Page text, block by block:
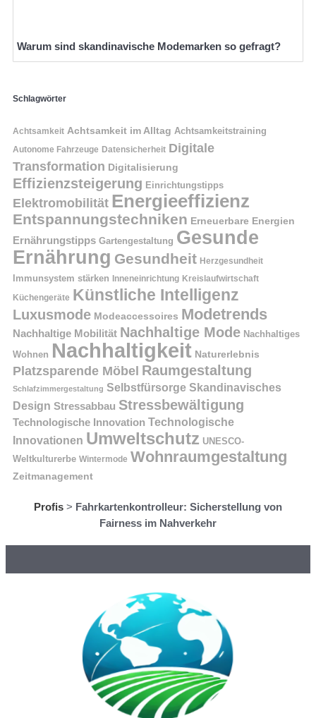
Warum sind skandinavische Modemarken so gefragt?
Schlagwörter
Achtsamkeit Achtsamkeit im Alltag Achtsamkeitstraining
Autonome Fahrzeuge Datensicherheit Digitale
Transformation Digitalisierung
Effizienzsteigerung Einrichtungstipps
Elektromobilität Energieeffizienz
Entspannungstechniken Erneuerbare Energien
Ernährungstipps Gartengestaltung Gesunde
Ernährung Gesundheit Herzgesundheit
Immunsystem stärken Inneneinrichtung Kreislaufwirtschaft
Küchengeräte Künstliche Intelligenz
Luxusmode Modeaccessoires Modetrends
Nachhaltige Mobilität Nachhaltige Mode Nachhaltiges
Wohnen Nachhaltigkeit Naturerlebnis
Platzsparende Möbel Raumgestaltung
Schlafzimmergestaltung Selbstfürsorge Skandinavisches
Design Stressabbau Stressbewältigung
Technologische Innovation Technologische
Innovationen Umweltschutz UNESCO-
Weltkulturerbe Wintermode Wohnraumgestaltung
Zeitmanagement
Profis > Fahrkartenkontrolleur: Sicherstellung von
Fairness im Nahverkehr